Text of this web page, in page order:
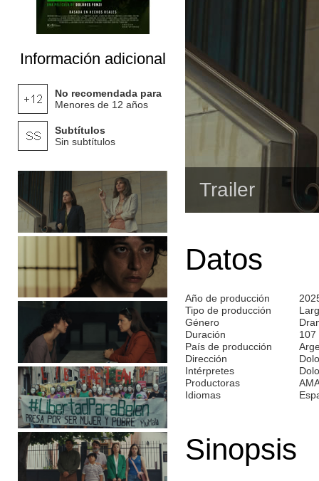
Información adicional
No recomendada para
Menores de 12 años
Subtítulos
Sin subtítulos
Trailer
Datos
Año de producción
Tipo de producción
Género
Duración
107
País de producción
Dirección
Intérpretes
Productoras
Idiomas
Sinopsis